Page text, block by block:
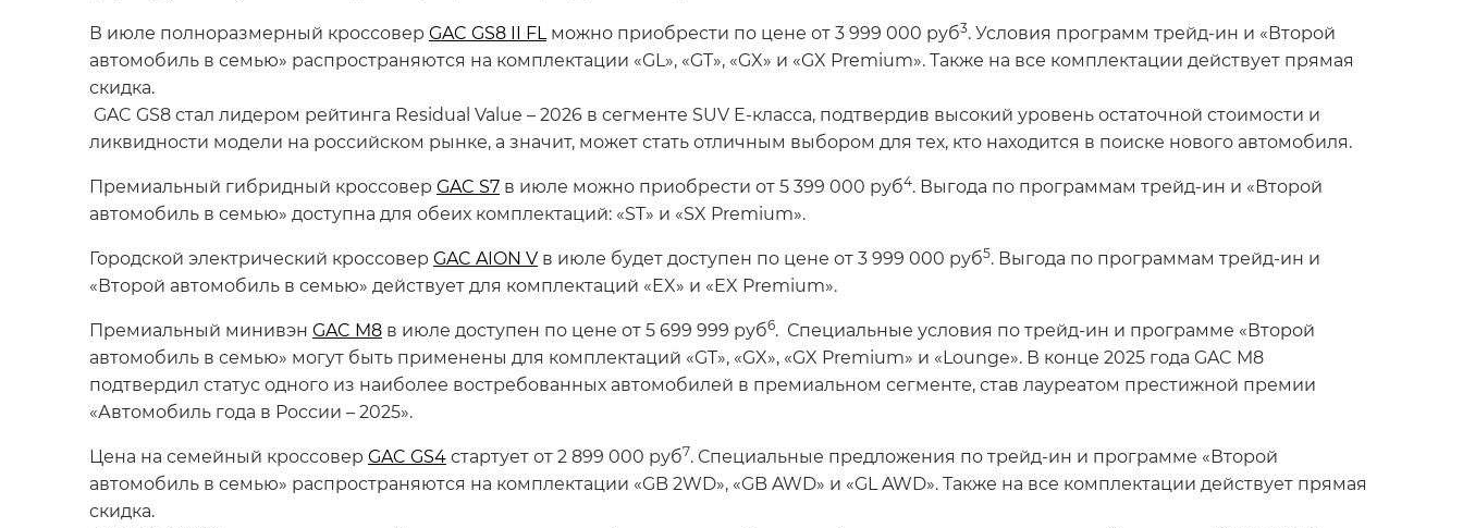
В июле полноразмерный кроссовер GAC GS8 II FL можно приобрести по цене от 3 999 000 руб3. Условия программ трейд-ин и «Второй
автомобиль в семью» распространяются на комплектации «GL», «GT», «GX» и «GX Premium». Также на все комплектации действует прямая
скидка.
GAC GS8 стал лидером рейтинга Residual Value – 2026 в сегменте SUV E-класса, подтвердив высокий уровень остаточной стоимости и
ликвидности модели на российском рынке, а значит, может стать отличным выбором для тех, кто находится в поиске нового автомобиля.
Премиальный гибридный кроссовер GAC S7 в июле можно приобрести от 5 399 000 руб4. Выгода по программам трейд-ин и «Второй
автомобиль в семью» доступна для обеих комплектаций: «ST» и «SX Premium».
Городской электрический кроссовер GAC AION V в июле будет доступен по цене от 3 999 000 руб5. Выгода по программам трейд-ин и
«Второй автомобиль в семью» действует для комплектаций «EX» и «EX Premium».
Премиальный минивэн GAC M8 в июле доступен по цене от 5 699 999 руб6. Специальные условия по трейд-ин и программе «Второй
автомобиль в семью» могут быть применены для комплектаций «GT», «GX», «GX Premium» и «Lounge». В конце 2025 года GAC M8
подтвердил статус одного из наиболее востребованных автомобилей в премиальном сегменте, став лауреатом престижной премии
«Автомобиль года в России – 2025».
Цена на семейный кроссовер GAC GS4стартует от 2 899 000 руб7. Специальные предложения по трейд-ин и программе «Второй
автомобиль в семью» распространяются на комплектации «GB 2WD», «GB AWD» и «GL AWD». Также на все комплектации действует прямая
скидка.